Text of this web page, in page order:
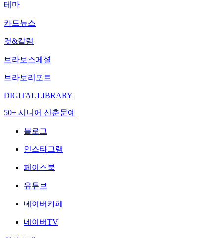
테마
카드뉴스
컷&칼럼
브라보스페셜
브라보리포트
DIGITAL LIBRARY
50+ 시니어 신춘문예
블로그
인스타그램
페이스북
유튜브
네이버카페
네이버TV